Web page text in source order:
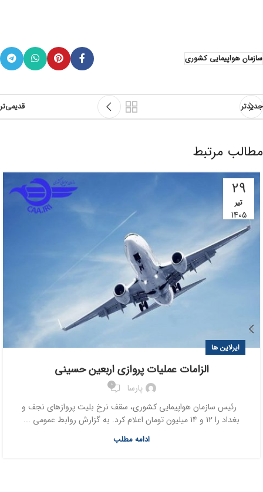
سازمان هواپیمایی کشوری
جدیدتر قدیمی‌تر
مطالب مرتبط
29
تیر
1405
ایرلاین ها
الزامات عملیات پروازی اربعین حسینی
پارسا 0
رئیس سازمان هواپیمایی کشوری، سقف نرخ بلیت پروازهای نجف و
بغداد را 12 و 14 میلیون تومان اعلام کرد. به گزارش روابط عمومی ...
ادامه مطلب